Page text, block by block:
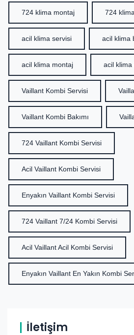
724 klima montaj 724
acil klima servisi acil klima
acil klima montaj acil klima
Vaillant Kombi Servisi
Vaillant Kombi Bakımı
724 Vaillant Kombi Servisi
Acil Vaillant Kombi Servisi
Enyakın Vaillant Kombi Servisi
724 Vaillant 7/24 Kombi Servisi
Acil Vaillant Acil Kombi Servisi
Enyakın Vaillant En Yakın Kombi
İletişim